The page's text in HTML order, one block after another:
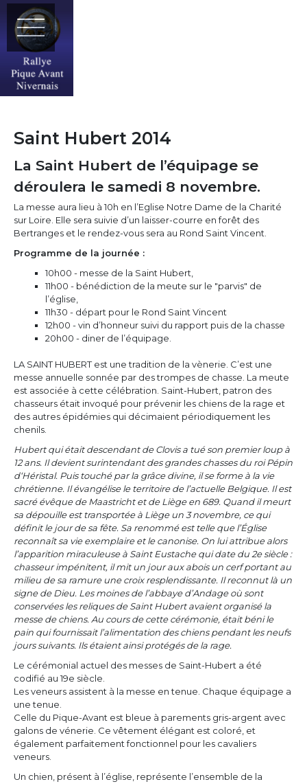
Saint Hubert 2014
La Saint Hubert de l’équipage se
déroulera le samedi 8 novembre.
La messe aura lieu à 10h en l’Eglise Notre Dame de la Charité
sur Loire. Elle sera suivie d’un laisser-courre en forêt des
Bertranges et le rendez-vous sera au Rond Saint Vincent.
Programme de la journée :
10h00 - messe de la Saint Hubert,
11h00 - bénédiction de la meute sur le "parvis" de
l’église,
11h30 - départ pour le Rond Saint Vincent
12h00 - vin d’honneur suivi du rapport puis de la chasse
20h00 - diner de l’équipage.
LA SAINT HUBERT est une tradition de la vènerie. C’est une
messe annuelle sonnée par des trompes de chasse. La meute
est associée à cette célébration. Saint-Hubert, patron des
chasseurs était invoqué pour prévenir les chiens de la rage et
des autres épidémies qui décimaient périodiquement les
chenils.
Hubert qui était descendant de Clovis a tué son premier loup à
12 ans. Il devient surintendant des grandes chasses du roi Pépin
d‘Héristal. Puis touché par la grâce divine, il se forme à la vie
chrétienne. Il évangélise le territoire de l’actuelle Belgique. Il est
sacré évêque de Maastricht et de Liège en 689. Quand il meurt
sa dépouille est transportée à Liège un 3 novembre, ce qui
définit le jour de sa fête. Sa renommé est telle que l’Église
reconnaît sa vie exemplaire et le canonise. On lui attribue alors
l’apparition miraculeuse à Saint Eustache qui date du 2e siècle :
chasseur impénitent, il mit un jour aux abois un cerf portant au
milieu de sa ramure une croix resplendissante. Il reconnut là un
signe de Dieu. Les moines de l’abbaye d’Andage où sont
conservées les reliques de Saint Hubert avaient organisé la
messe de chiens. Au cours de cette cérémonie, était béni le
pain qui fournissait l’alimentation des chiens pendant les neufs
jours suivants. Ils étaient ainsi protégés de la rage.
Le cérémonial actuel des messes de Saint-Hubert a été
codifié au 19e siècle.
Les veneurs assistent à la messe en tenue. Chaque équipage a
une tenue.
Celle du Pique-Avant est bleue à parements gris-argent avec
galons de vénerie. Ce vêtement élégant est coloré, et
également parfaitement fonctionnel pour les cavaliers
veneurs.
Un chien, présent à l’église, représente l’ensemble de la